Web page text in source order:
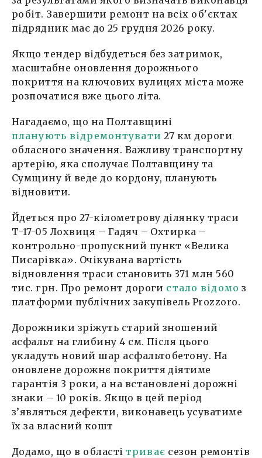
робіт. Завершити ремонт на всіх об'єктах
підрядник має до 25 грудня 2026 року.
Якщо тендер відбудеться без затримок,
масштабне оновлення дорожнього
покриття на ключових вулицях міста може
розпочатися вже цього літа.
Нагадаємо, що на Полтавщині
планують відремонтувати 27 км дороги
обласного значення. Важливу транспортну
артерію, яка сполучає Полтавщину та
Сумщину й веде до кордону, планують
відновити.
Йдеться про 27-кілометрову ділянку траси
Т-17-05 Лохвиця – Гадяч – Охтирка –
контрольно-пропускний пункт «Велика
Писарівка». Очікувана вартість
відновлення траси становить 371 млн 560
тис. грн. Про ремонт дороги стало відомо з
платформи публічних закупівель Prozzoro.
Дорожники зріжуть старий зношений
асфальт на глибину 4 см. Після цього
укладуть новий шар асфальтобетону. На
оновлене дорожнє покриття діятиме
гарантія 3 роки, а на встановлені дорожні
знаки – 10 років. Якщо в цей період
з’являться дефекти, виконавець усуватиме
їх за власний кошт
Додамо, що в областітриває сезон ремонтів